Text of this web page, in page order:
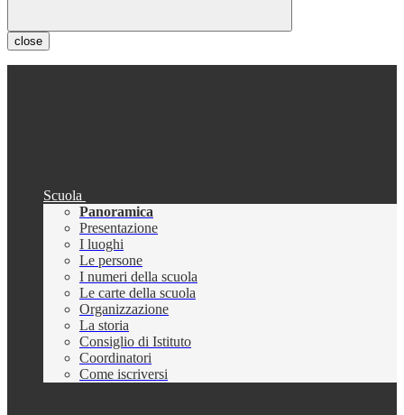
close
Scuola
Panoramica
Presentazione
I luoghi
Le persone
I numeri della scuola
Le carte della scuola
Organizzazione
La storia
Consiglio di Istituto
Coordinatori
Come iscriversi